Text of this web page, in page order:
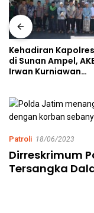
Kehadiran
di Sunan Ampel,
Irwan Kurniawan
Patroli 18/06/2023
Dirreskrimum
Tersangka